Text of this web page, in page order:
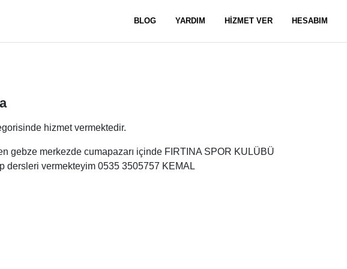
BLOG YARDIM HİZMET VER HESABIM
hizmet vermektedir.
gebze merkezde cumapazarı içinde FIRTINA SPOR KULÜBÜ
dersleri vermekteyim 0535 3505757 KEMAL